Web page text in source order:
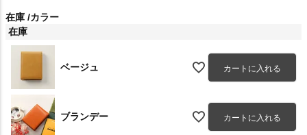
在庫 カラー
在庫
ベージュ カートに入れる
ブランデー カートに入れる